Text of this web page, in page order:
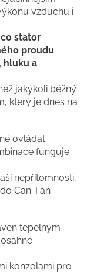
vzduchu i
stator
proudu
hluku a
jakýkoli běžný
který je dnes na
ovládat
funguje
nepřítomnosti,
do Can-Fan
tepelným
konzolami pro